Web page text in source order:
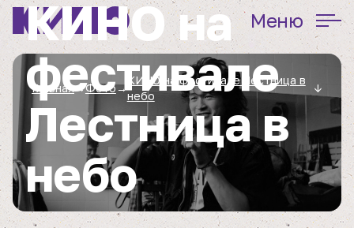
Меню
Главная→Фото→
КИНО на фестивале Лестница в
небо
↓
КИНО на
фестивале
Лестница в
небо